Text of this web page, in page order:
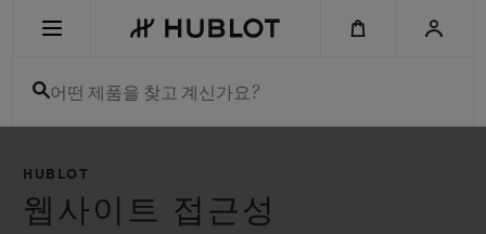
어떤 제품을 찾고 계신가요?
HUBLOT
웹사이트 접근성
최근 검색이 없습니다